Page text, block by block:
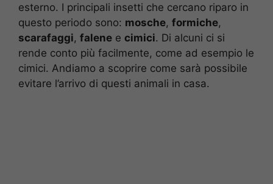
esterno. I principali insetti che cercano riparo in
questo periodo sono: mosche, formiche,
scarafaggi, falene e cimici. Di alcuni ci si
rende conto più facilmente, come ad esempio le
cimici. Andiamo a scoprire come sarà possibile
evitare l’arrivo di questi animali in casa.